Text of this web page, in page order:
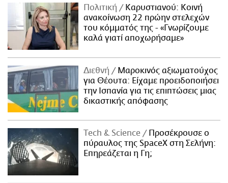
Πολιτική
Καρυστιανού: Κοινή
ανακοίνωση 22 πρώην στελεχών
του κόμματός της - «Γνωρίζουμε
καλά γιατί αποχωρήσαμε»
Διεθνή
Μαροκινός αξιωματούχος
για Θέουτα: Είχαμε προειδοποιήσει
την Ισπανία για τις επιπτώσεις μιας
δικαστικής απόφασης
Τech & Science
Προσέκρουσε ο
πύραυλος της SpaceX στη Σελήνη:
Επηρεάζεται η Γη;